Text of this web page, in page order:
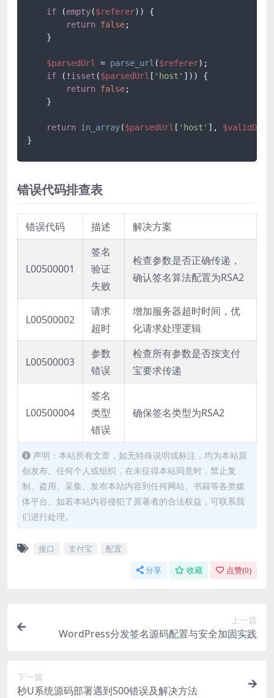
if (empty($referer)) {
return false;
    }
$parsedUrl = parse_url ($referer);
if (! isset ($parsedUrl [ 'host' ])) {
return false;
    }
return in_array($parsedUrl [ 'host' ],
错误代码排查表
错误代码 描述 解决方案
L00500001
签名
验证
失败
检查参数是否正确传递，
确认签名算法配置为RSA2
L00500002
请求
超时
增加服务器超时时间，优
化请求处理逻辑
L00500003
参数
错误
检查所有参数是否按支付
宝要求传递
L00500004
签名
类型
错误
确保签名类型为RSA2
声明：本站所有文章，如无特殊说明或标注，均为本站原
创发布。任何个人或组织，在未征得本站同意时，禁止复
制、盗用、采集、发布本站内容到任何网站、书籍等各类媒
体平台。如若本站内容侵犯了原著者的合法权益，可联系我
们进行处理。
接口 支付宝 配置
分享 收藏 点赞(0)
上一篇
WordPress分发签名源码配置与安全加固实践
下一篇
秒U系统源码部署遇到500错误及解决方法